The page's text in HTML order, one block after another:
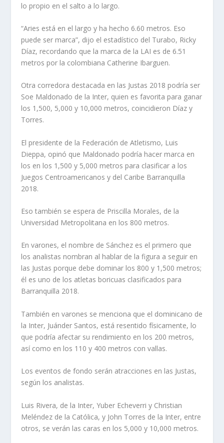
lo propio en el salto a lo largo.
“Aries está en el largo y ha hecho 6.60 metros. Eso
puede ser marca”, dijo el estadístico del Turabo, Ricky
Díaz, recordando que la marca de la LAI es de 6.51
metros por la colombiana Catherine Ibarguen.
Otra corredora destacada en las Justas 2018 podría ser
Soe Maldonado de la Inter, quien es favorita para ganar
los 1,500, 5,000 y 10,000 metros, coincidieron Díaz y
Torres.
El presidente de la Federación de Atletismo, Luis
Dieppa, opinó que Maldonado podría hacer marca en
los en los 1,500 y 5,000 metros para clasificar a los
Juegos Centroamericanos y del Caribe Barranquilla
2018.
Eso también se espera de Priscilla Morales, de la
Universidad Metropolitana en los 800 metros.
En varones, el nombre de Sánchez es el primero que
los analistas nombran al hablar de la figura a seguir en
las Justas porque debe dominar los 800 y 1,500 metros;
él es uno de los atletas boricuas clasificados para
Barranquilla 2018.
También en varones se menciona que el dominicano de
la Inter, Juánder Santos, está resentido físicamente, lo
que podría afectar su rendimiento en los 200 metros,
así como en los 110 y 400 metros con vallas.
Los eventos de fondo serán atracciones en las Justas,
según los analistas.
Luis Rivera, de la Inter, Yuber Echeverri y Christian
Meléndez de la Católica, y John Torres de la Inter, entre
otros, se verán las caras en los 5,000 y 10,000 metros.